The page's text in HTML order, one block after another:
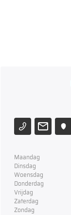
Maandag
Dinsdag
Woensdag
Donderdag
Vrijdag
Zaterdag
Zondag